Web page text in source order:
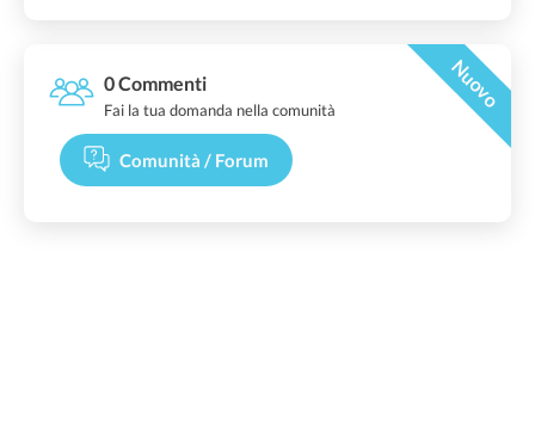
0 Commenti Nuovo
Fai la tua domanda nella comunità
Comunità / Forum